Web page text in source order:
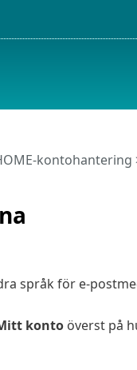
kontohantering
språk för e-
kontoöverst på